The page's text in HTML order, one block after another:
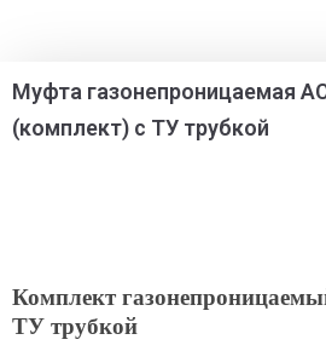
Муфта газонепроницаемая
(комплект) c ТУ трубкой
Комплект
ТУ трубкой